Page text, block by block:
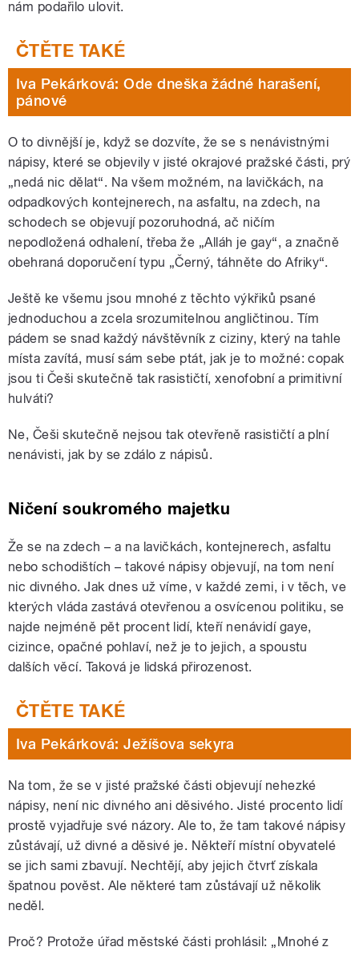
nám podařilo ulovit.
Iva Pekárková: Ode dneška žádné harašení,
pánové
O to divnější je, když se dozvíte, že se s nenávistnými
nápisy, které se objevily v jisté okrajové pražské části, prý
„nedá nic dělat“. Na všem možném, na lavičkách, na
odpadkových kontejnerech, na asfaltu, na zdech, na
schodech se objevují pozoruhodná, ač ničím
nepodložená odhalení, třeba že „Alláh je gay“, a značně
obehraná doporučení typu „Černý, táhněte do Afriky“.
Ještě ke všemu jsou mnohé z těchto výkřiků psané
jednoduchou a zcela srozumitelnou angličtinou. Tím
pádem se snad každý návštěvník z ciziny, který na tahle
místa zavítá, musí sám sebe ptát, jak je to možné: copak
jsou ti Češi skutečně tak rasističtí, xenofobní a primitivní
hulváti?
Ne, Češi skutečně nejsou tak otevřeně rasističtí a plní
nenávisti, jak by se zdálo z nápisů.
Ničení soukromého majetku
Že se na zdech – a na lavičkách, kontejnerech, asfaltu
nebo schodištích – takové nápisy objevují, na tom není
nic divného. Jak dnes už víme, v každé zemi, i v těch, ve
kterých vláda zastává otevřenou a osvícenou politiku, se
najde nejméně pět procent lidí, kteří nenávidí gaye,
cizince, opačné pohlaví, než je to jejich, a spoustu
dalších věcí. Taková je lidská přirozenost.
Iva Pekárková: Ježíšova sekyra
Na tom, že se v jisté pražské části objevují nehezké
nápisy, není nic divného ani děsivého. Jisté procento lidí
prostě vyjadřuje své názory. Ale to, že tam takové nápisy
zůstávají, už divné a děsivé je. Někteří místní obyvatelé
se jich sami zbavují. Nechtějí, aby jejich čtvrť získala
špatnou pověst. Ale některé tam zůstávají už několik
neděl.
Proč? Protože úřad městské části prohlásil: „Mnohé z